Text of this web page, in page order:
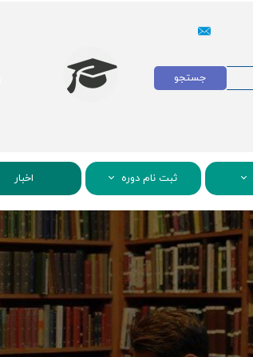
جستجو
ثبت نام دوره اخبار